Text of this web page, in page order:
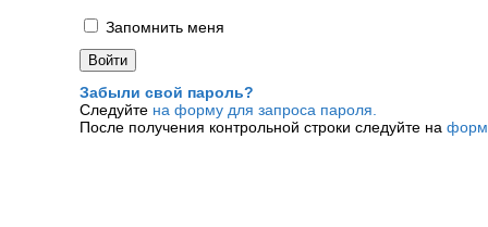
Запомнить меня
Забыли свой пароль?
Следуйте на форму для запроса пароля.
После получения контрольной строки следуйте на